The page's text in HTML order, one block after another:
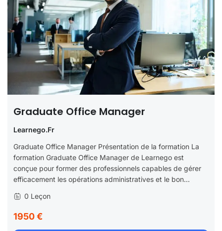
Graduate Office Manager
Learnego.fr
Graduate Office Manager Présentation de la formation La
formation Graduate Office Manager de Learnego est
conçue pour former des professionnels capables de gérer
efficacement les opérations administratives et le bon...
0 Leçon
1950 €